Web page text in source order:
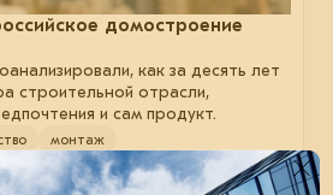
домостроение
как за десять лет
строительной отрасли,
и сам продукт.
монтаж